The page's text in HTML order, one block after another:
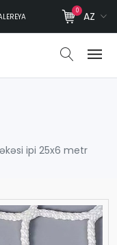
0 AZ
ipi 25x6 metr